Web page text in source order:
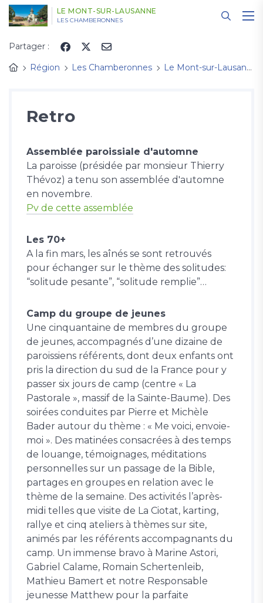
LE MONT-SUR-LAUSANNE
LES CHAMBERONNES
Partager :
Région
Les Chamberonnes Le Mont-sur-Lausanne
Retro
Assemblée paroissiale d'automne
La paroisse (présidée par monsieur Thierry
Thévoz) a tenu son assemblée d'automne
en novembre.
Pv de cette assemblée
Les 70+
A la fin mars, les aînés se sont retrouvés
pour échanger sur le thème des solitudes:
“solitude pesante”, “solitude remplie”…
Camp du groupe de jeunes
Une cinquantaine de membres du groupe
de jeunes, accompagnés d’une dizaine de
paroissiens référents, dont deux enfants ont
pris la direction du sud de la France pour y
passer six jours de camp (centre « La
Pastorale », massif de la Sainte-Baume). Des
soirées conduites par Pierre et Michèle
Bader autour du thème : « Me voici, envoie-
moi ». Des matinées consacrées à des temps
de louange, témoignages, méditations
personnelles sur un passage de la Bible,
partages en groupes en relation avec le
thème de la semaine. Des activités l’après-
midi telles que visite de La Ciotat, karting,
rallye et cinq ateliers à thèmes sur site,
animés par les référents accompagnants du
camp. Un immense bravo à Marine Astori,
Gabriel Calame, Romain Schertenleib,
Mathieu Bamert et notre Responsable
jeunesse Matthew pour la parfaite
Panneau de gestion des cookies